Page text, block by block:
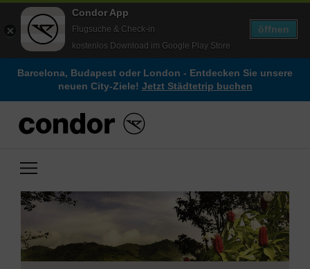
Condor App
Flugsuche & Check-in
kostenlos Download im Google Play Store
öffnen
Barcelona, Budapest oder London - Entdecken Sie unsere
neuen City-Ziele! Jetzt Städtetrip buchen